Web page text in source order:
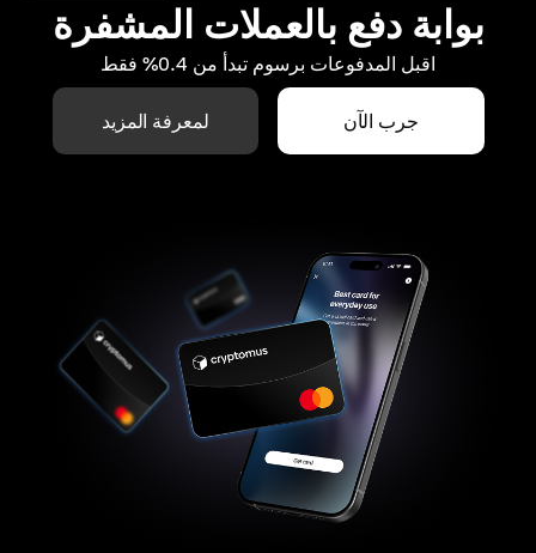
بوابة دفع بالعملات المشفرة
اقبل المدفوعات برسوم تبدأ من 0.4% فقط
جرب الآن لمعرفة المزيد